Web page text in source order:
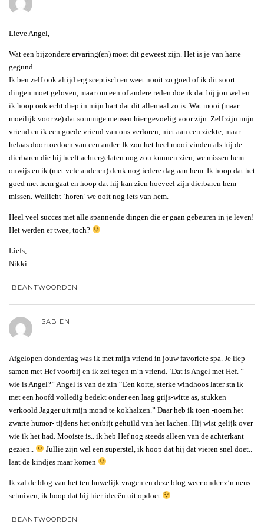
Lieve Angel,
Wat een bijzondere ervaring(en) moet dit geweest zijn. Het is je van harte
gegund.
Ik ben zelf ook altijd erg sceptisch en weet nooit zo goed of ik dit soort
dingen moet geloven, maar om een of andere reden doe ik dat bij jou wel en
ik hoop ook echt diep in mijn hart dat dit allemaal zo is. Wat mooi (maar
moeilijk voor ze) dat sommige mensen hier gevoelig voor zijn. Zelf zijn mijn
vriend en ik een goede vriend van ons verloren, niet aan een ziekte, maar
helaas door toedoen van een ander. Ik zou het heel mooi vinden als hij de
dierbaren die hij heeft achtergelaten nog zou kunnen zien, we missen hem
onwijs en ik (met vele anderen) denk nog iedere dag aan hem. Ik hoop dat het
goed met hem gaat en hoop dat hij kan zien hoeveel zijn dierbaren hem
missen. Wellicht ‘horen’ we ooit nog iets van hem.
Heel veel succes met alle spannende dingen die er gaan gebeuren in je leven!
Het werden er twee, toch?
Liefs,
Nikki
BEANTWOORDEN
SABIEN
Afgelopen donderdag was ik met mijn vriend in jouw favoriete spa. Je liep
samen met Hef voorbij en ik zei tegen m’n vriend. ‘Dat is Angel met Hef. ”
wie is Angel?” Angel is van de zin “Een korte, sterke windhoos later sta ik
met een hoofd volledig bedekt onder een laag grijs-witte as, stukken
verkoold Jagger uit mijn mond te kokhalzen.” Daar heb ik toen -noem het
zwarte humor- tijdens het ontbijt gehuild van het lachen. Hij wist gelijk over
wie ik het had. Mooiste is.. ik heb Hef nog steeds alleen van de achterkant
gezien..
Jullie zijn wel een superstel, ik hoop dat hij dat vieren snel doet..
laat de kindjes maar komen
Ik zal de blog van het ten huwelijk vragen en deze blog weer onder z’n neus
schuiven, ik hoop dat hij hier ideeën uit opdoet
BEANTWOORDEN